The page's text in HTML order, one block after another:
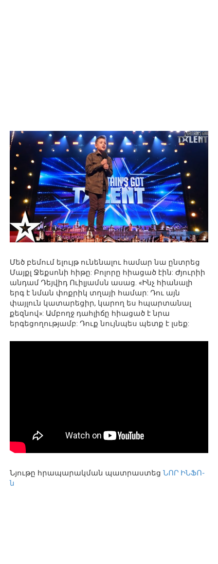
Մեծ բեմում ելույթ ունենալու համար նա ընտրեց
Մայքլ Ջեքսոնի հիթը: Բոլորը հիացած էին: Ժյուրիի
անդամ Դեյվիդ Ուիլյամսն ասաց. «Ինչ հիանալի
երգ է նման փոքրիկ տղայի համար: Դու այն
փայլուն կատարեցիր, կարող ես հպարտանալ
քեզնով»: Ամբողջ դահլիճը հիացած է նրա
երգեցողությամբ: Դուք նույնպես պետք է լսեք:
Նյութը հրապարակման պատրաստեց ՆՈՐ ԻՆՖՈ-
ն